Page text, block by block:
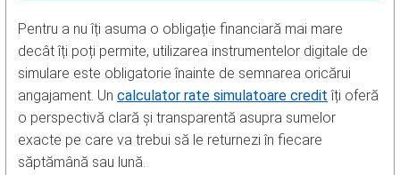
Pentru a nu îți asuma o obligație financiară mai mare
decât îți poți permite, utilizarea instrumentelor digitale de
simulare este obligatorie înainte de semnarea oricărui
angajament. Uncalculator rate simulatoare credit îți oferă
o perspectivă clară și transparentă asupra sumelor
exacte pe care va trebui să le returnezi în fiecare
săptămână sau lună.